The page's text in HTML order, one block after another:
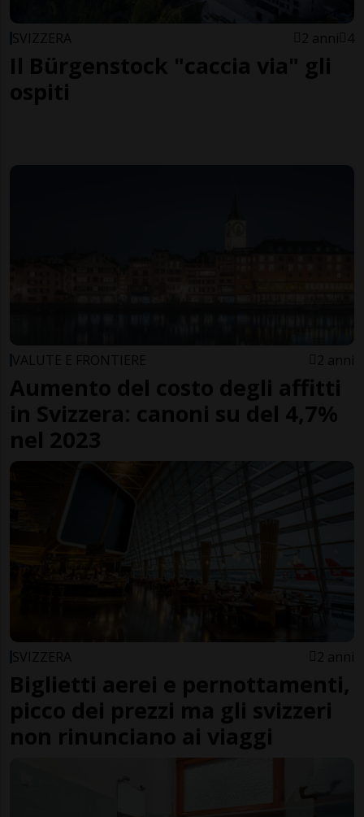
SVIZZERA 2 anni 4
Il Bürgenstock "caccia via" gli
ospiti
VALUTE E FRONTIERE 2 anni
Aumento del costo degli affitti
in Svizzera: canoni su del 4,7%
nel 2023
SVIZZERA 2 anni
Biglietti aerei e pernottamenti,
picco dei prezzi ma gli svizzeri
non rinunciano ai viaggi